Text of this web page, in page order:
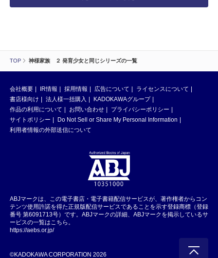
TOP 神様家族 ２ 発育少女と同じシリーズの一覧
会社概要 IR情報 採用情報 広告について
ライセンスについて
書店様向け
法人様一括購入
KADOKAWAグループ
作品の利用について
お問い合わせ
プライバシーポリシー
サイトポリシー
Do Not Sell or Share My Personal Information
利用者情報の外部送信について
ABJマークは、この電子書店・電子書籍配信サービスが、著作権者からコン
テンツ使用許諾を得た正規版配信サービスであることを示す登録商標（登録
番号 第6091713号）です。ABJマークの詳細、ABJマークを掲示しているサ
ービスの一覧はこちら。
https://aebs.or.jp/
©KADOKAWA CORPORATION 2026